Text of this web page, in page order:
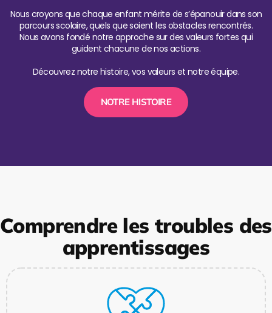
Nous croyons que chaque enfant mérite de s’épanouir dans son
parcours scolaire, quels que soient les obstacles rencontrés.
Nous avons fondé notre approche sur des valeurs fortes qui
guident chacune de nos actions.
Découvrez notre histoire, vos valeurs et notre équipe.
NOTRE HISTOIRE
Comprendre les troubles des
apprentissages